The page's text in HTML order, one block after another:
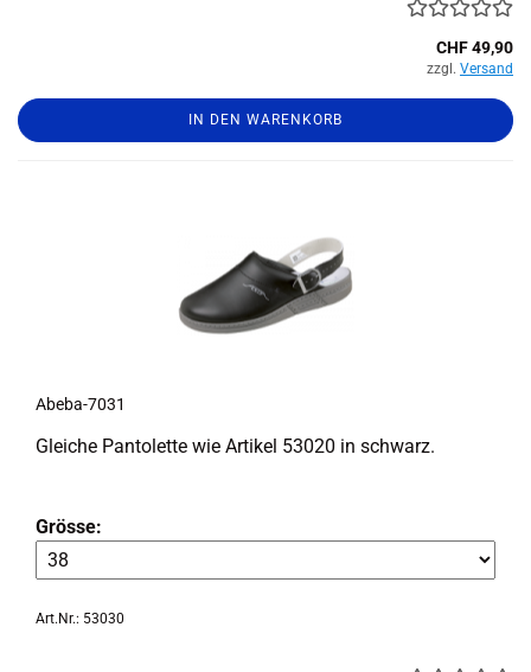
CHF 49,90
zzgl. Versand
IN DEN WARENKORB
Abeba-​​7031
Glei­che Pan­to­let­te wie Ar­ti­kel 53020 in schwarz.
Grösse:
Art.Nr.: 53030